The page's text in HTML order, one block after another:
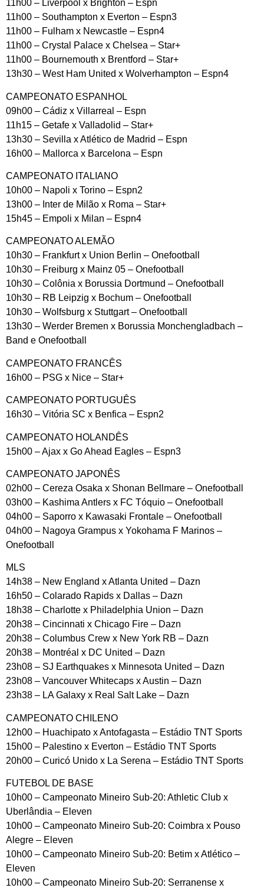
11h00 – Liverpool x Brighton – Espn
11h00 – Southampton x Everton – Espn3
11h00 – Fulham x Newcastle – Espn4
11h00 – Crystal Palace x Chelsea – Star+
11h00 – Bournemouth x Brentford – Star+
13h30 – West Ham United x Wolverhampton – Espn4
CAMPEONATO ESPANHOL
09h00 – Cádiz x Villarreal – Espn
11h15 – Getafe x Valladolid – Star+
13h30 – Sevilla x Atlético de Madrid – Espn
16h00 – Mallorca x Barcelona – Espn
CAMPEONATO ITALIANO
10h00 – Napoli x Torino – Espn2
13h00 – Inter de Milão x Roma – Star+
15h45 – Empoli x Milan – Espn4
CAMPEONATO ALEMÃO
10h30 – Frankfurt x Union Berlin – Onefootball
10h30 – Freiburg x Mainz 05 – Onefootball
10h30 – Colônia x Borussia Dortmund – Onefootball
10h30 – RB Leipzig x Bochum – Onefootball
10h30 – Wolfsburg x Stuttgart – Onefootball
13h30 – Werder Bremen x Borussia Monchengladbach –
Band e Onefootball
CAMPEONATO FRANCÊS
16h00 – PSG x Nice – Star+
CAMPEONATO PORTUGUÊS
16h30 – Vitória SC x Benfica – Espn2
CAMPEONATO HOLANDÊS
15h00 – Ajax x Go Ahead Eagles – Espn3
CAMPEONATO JAPONÊS
02h00 – Cereza Osaka x Shonan Bellmare – Onefootball
03h00 – Kashima Antlers x FC Tóquio – Onefootball
04h00 – Saporro x Kawasaki Frontale – Onefootball
04h00 – Nagoya Grampus x Yokohama F Marinos –
Onefootball
MLS
14h38 – New England x Atlanta United – Dazn
16h50 – Colarado Rapids x Dallas – Dazn
18h38 – Charlotte x Philadelphia Union – Dazn
20h38 – Cincinnati x Chicago Fire – Dazn
20h38 – Columbus Crew x New York RB – Dazn
20h38 – Montréal x DC United – Dazn
23h08 – SJ Earthquakes x Minnesota United – Dazn
23h08 – Vancouver Whitecaps x Austin – Dazn
23h38 – LA Galaxy x Real Salt Lake – Dazn
CAMPEONATO CHILENO
12h00 – Huachipato x Antofagasta – Estádio TNT Sports
15h00 – Palestino x Everton – Estádio TNT Sports
20h00 – Curicó Unido x La Serena – Estádio TNT Sports
FUTEBOL DE BASE
10h00 – Campeonato Mineiro Sub-20: Athletic Club x
Uberlândia – Eleven
10h00 – Campeonato Mineiro Sub-20: Coimbra x Pouso
Alegre – Eleven
10h00 – Campeonato Mineiro Sub-20: Betim x Atlético –
Eleven
10h00 – Campeonato Mineiro Sub-20: Serranense x